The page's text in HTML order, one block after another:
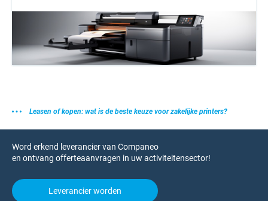
Leasen of kopen: wat is de beste keuze voor zakelijke printers?
Word erkend leverancier van Companeo
en ontvang offerteaanvragen in uw activiteitensector!
Leverancier worden